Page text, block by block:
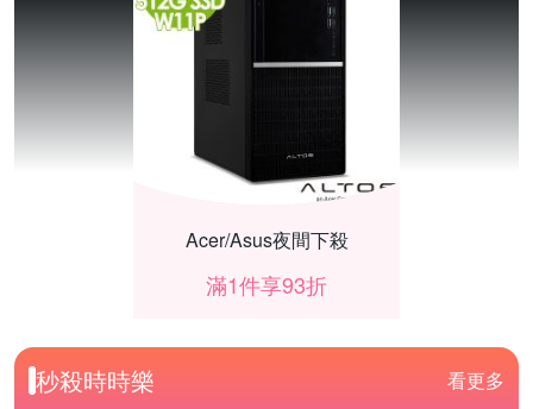
Acer/Asus夜間下殺
滿1件享93折
秒殺時時樂 看更多